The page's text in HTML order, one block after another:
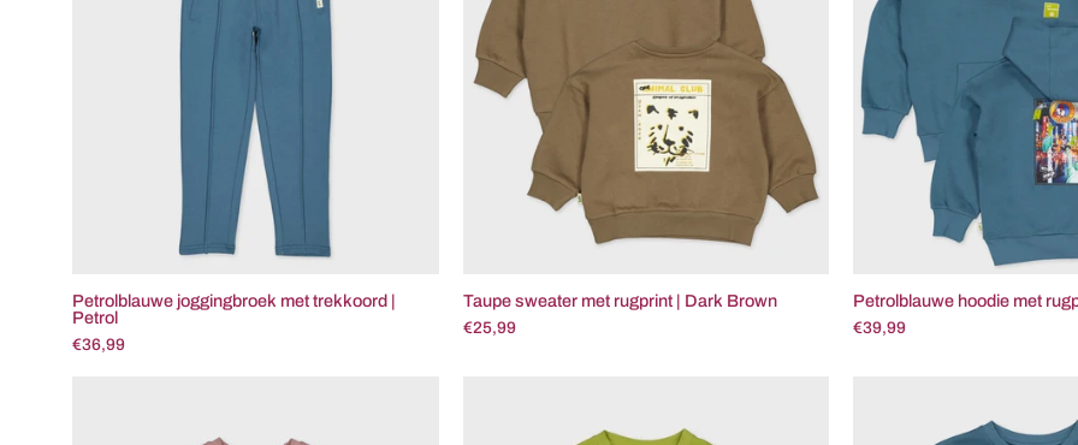
trekkoord
|
Petrol
Petrolblauwe joggingbroek met trekkoord |
Petrol
€36,99
Brown
Taupe sweater met rugprint | Dark Brown
€25,99
Petrolblauwe hoodie met
€39,99